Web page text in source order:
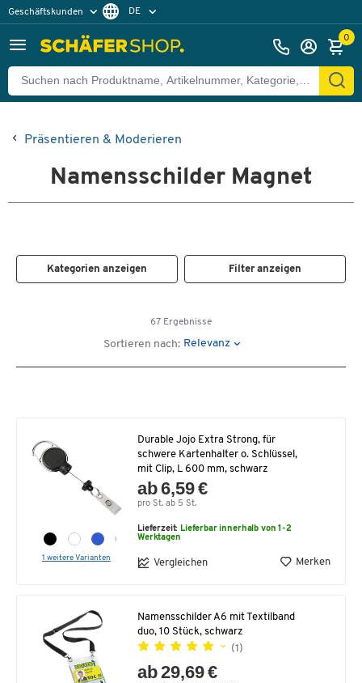
Geschäftskunden DE
0
Präsentieren & Moderieren
Namensschilder Magnet
Kategorien anzeigen Filter anzeigen
67 Ergebnisse
Sortieren nach: Relevanz
1 weitere Varianten
Durable Jojo Extra Strong, für
schwere Kartenhalter o. Schlüssel,
mit Clip, L 600 mm, schwarz
ab 6,59 €
pro St. ab 5 St.
Lieferzeit: Lieferbar innerhalb von 1-2
Werktagen
Vergleichen Merken
Namensschilder A6 mit Textilband
duo, 10 Stück, schwarz
(1)
ab 29,69 €